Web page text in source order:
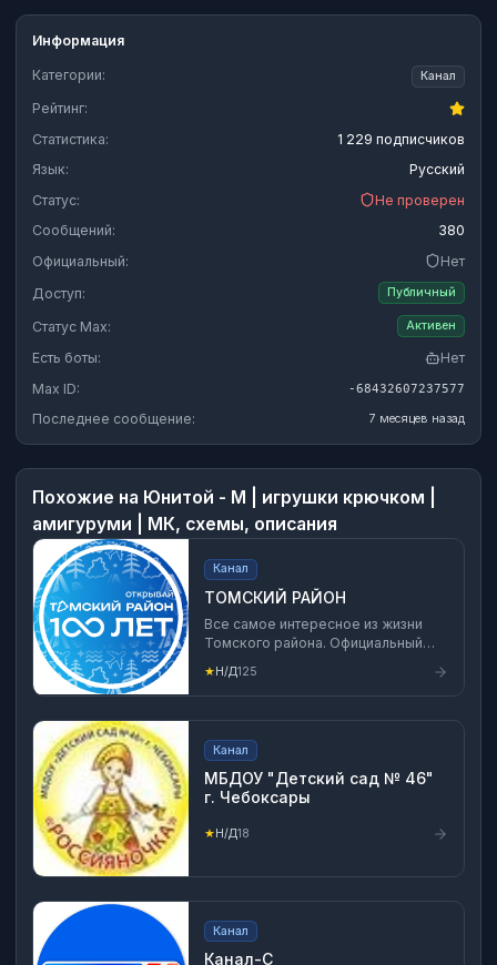
Информация
Категории: Канал
Рейтинг:
Статистика:
1 229 подписчиков
Язык:
Русский
Статус:
Не проверен
Сообщений:
380
Официальный:
Нет
Доступ:
Публичный
Статус Max: Активен
Есть боты:
Нет
Max ID:
-68432607237577
Последнее сообщение: 7 месяцев назад
Похожие на Юнитой - М | игрушки крючком |
амигуруми | МК, схемы, описания
Канал
ТОМСКИЙ РАЙОН
Все самое интересное из жизни
Томского района. Официальный
канал администрации района в
MAX. ТГ-канал главы Томского
района: https://t.me/pavelhryachkov
★Н/Д125
Канал
МБДОУ "Детский сад № 46"
г. Чебоксары
★Н/Д18
Канал
Канал-С